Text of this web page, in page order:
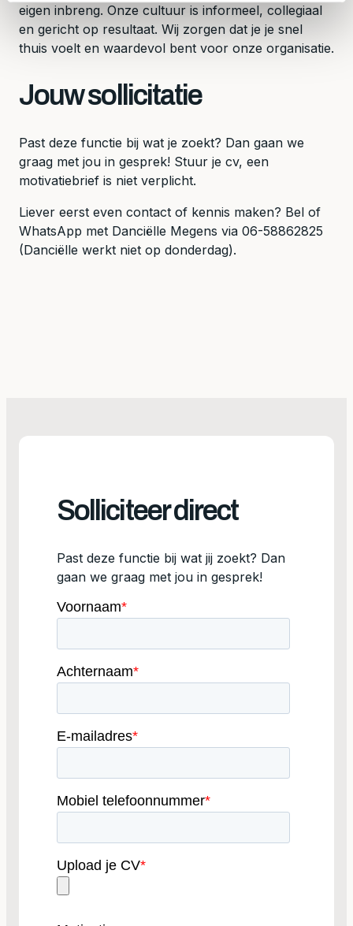
eigen inbreng. Onze cultuur is informeel, collegiaal
en gericht op resultaat. Wij zorgen dat je je snel
thuis voelt en waardevol bent voor onze organisatie.
Jouw sollicitatie
Past deze functie bij wat je zoekt? Dan gaan we
graag met jou in gesprek! Stuur je cv, een
motivatiebrief is niet verplicht.
Liever eerst even contact of kennis maken? Bel of
WhatsApp met Danciëlle Megens via 06-58862825
(Danciëlle werkt niet op donderdag).
Solliciteer direct
Past deze functie bij wat jij zoekt? Dan
gaan we graag met jou in gesprek!